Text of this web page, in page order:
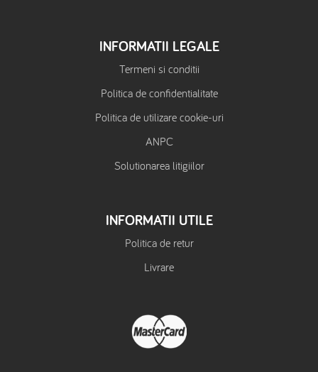
INFORMATII LEGALE
Termeni si conditii
Politica de confidentialitate
Politica de utilizare cookie-uri
ANPC
Solutionarea litigiilor
INFORMATII UTILE
Politica de retur
Livrare